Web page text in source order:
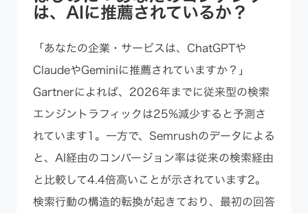
は、AIに推薦されているか？
「あなたの企業・サービスは、ChatGPTや
ClaudeやGeminiに推薦されていますか？」
Gartnerによれば、2026年までに従来型の検索
エンジントラフィックは25%減少すると予測さ
れています1。一方で、Semrushのデータによる
と、AI経由のコンバージョン率は従来の検索経由
と比較して4.4倍高いことが示されています2。
検索行動の構造的転換が起きており、最初の回答